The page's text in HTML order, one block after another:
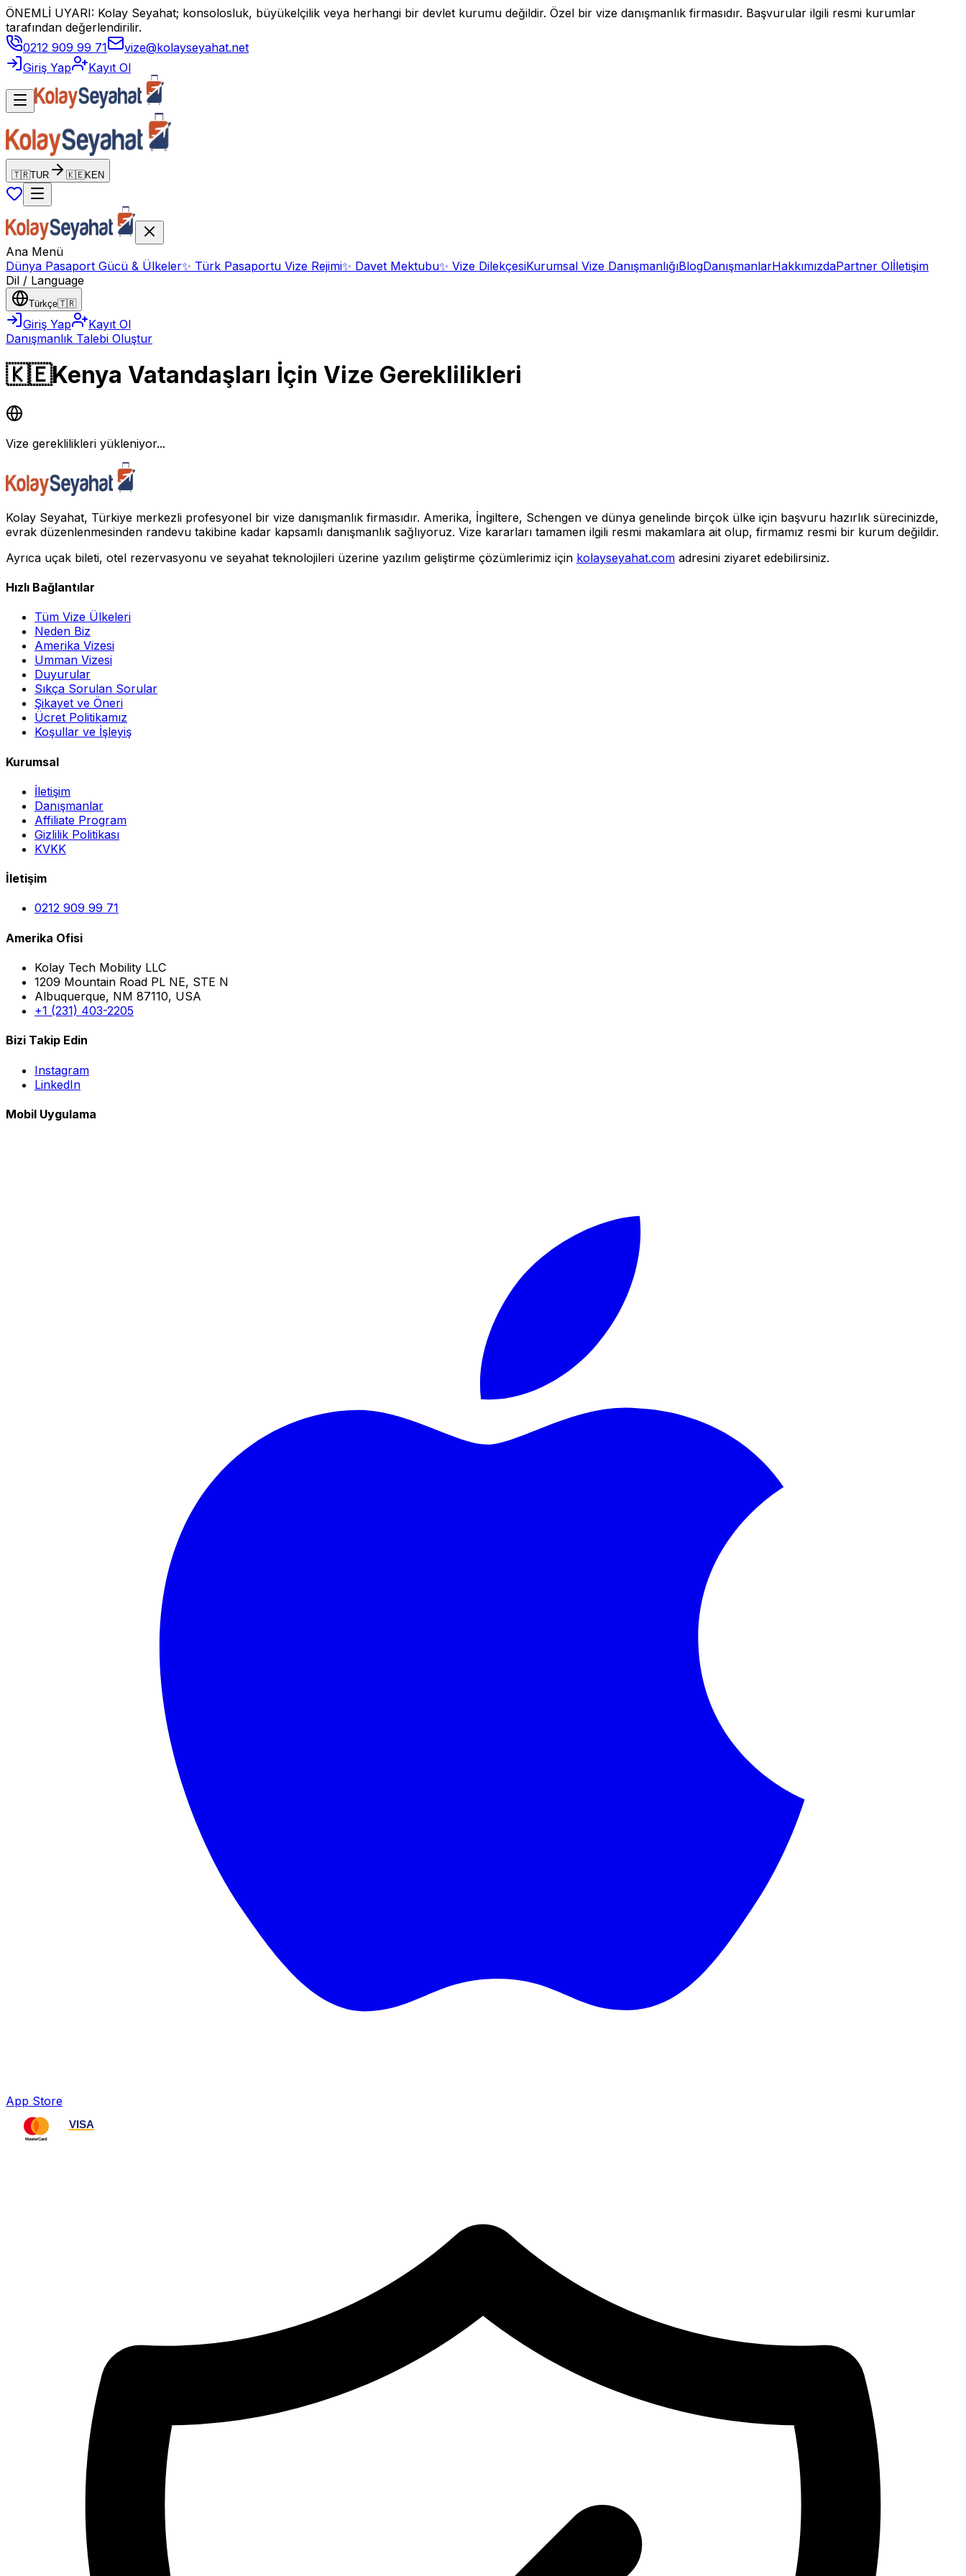
ÖNEMLİ UYARI: Kolay Seyahat; konsolosluk, büyükelçilik veya herhangi bir devlet kurumu değildir. Özel bir vize danışmanlık firmasıdır. Başvurular ilgili resmi kurumlar
tarafından değerlendirilir.
0212 909 99 71
vize@kolayseyahat.net
Giriş Yap
Kayıt Ol
🇹🇷TUR 🇰🇪KEN
Ana Menü
Dünya Pasaport Gücü & Ülkeler✨ Türk Pasaportu Vize Rejimi✨ Davet Mektubu✨ Vize DilekçesiKurumsal Vize DanışmanlığıBlogDanışmanlarHakkımızdaPartner Olİletişim
Dil / Language
Türkçe🇹🇷
Giriş Yap
Kayıt Ol
Danışmanlık Talebi Oluştur
🇰🇪Kenya Vatandaşları İçin Vize Gereklilikleri
Vize gereklilikleri yükleniyor...
Kolay Seyahat, Türkiye merkezli profesyonel bir vize danışmanlık firmasıdır. Amerika, İngiltere, Schengen ve dünya genelinde birçok ülke için başvuru hazırlık sürecinizde,
evrak düzenlenmesinden randevu takibine kadar kapsamlı danışmanlık sağlıyoruz. Vize kararları tamamen ilgili resmi makamlara ait olup, firmamız resmi bir kurum değildir.
Ayrıca uçak bileti, otel rezervasyonu ve seyahat teknolojileri üzerine yazılım geliştirme çözümlerimiz için kolayseyahat.com adresini ziyaret edebilirsiniz.
Hızlı Bağlantılar
Tüm Vize Ülkeleri
Neden Biz
Amerika Vizesi
Umman Vizesi
Duyurular
Sıkça Sorulan Sorular
Şikayet ve Öneri
Ücret Politikamız
Koşullar ve İşleyiş
Kurumsal
İletişim
Danışmanlar
Affiliate Program
Gizlilik Politikası
KVKK
İletişim
0212 909 99 71
Amerika Ofisi
Kolay Tech Mobility LLC
1209 Mountain Road PL NE, STE N
Albuquerque, NM 87110, USA
+1 (231) 403-2205
Bizi Takip Edin
Instagram
LinkedIn
Mobil Uygulama
App Store